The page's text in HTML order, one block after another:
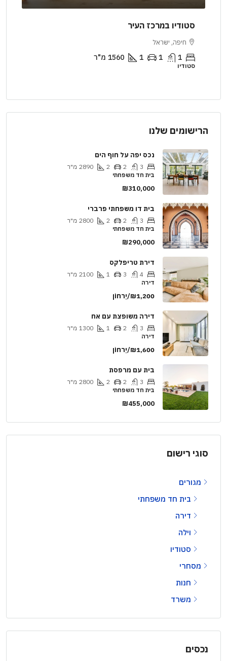
סטודיו במרכז העיר
חיפה, ישראל
1
1
1
1560 מ"ר
סטודיו
הרישומים שלנו
נכס יפה על חוף הים
3
2
2
2890 מ"ר
בית חד משפחתי
₪310,000
בית דו משפחתי פרברי
3
2
2
2800 מ"ר
בית חד משפחתי
₪290,000
דירת טריפלקס
4
3
1
2100 מ"ר
דירה
₪1,200/יַרחוֹן
דירה משופצת עם אח
3
2
1
1300 מ"ר
דירה
₪1,600/יַרחוֹן
בית עם מרפסת
3
2
2
2800 מ"ר
בית חד משפחתי
₪455,000
סוגי רישום
מגורים
בית חד משפחתי
דירה
וילה
סטודיו
מסחרי
חנות
משרד
נכסים